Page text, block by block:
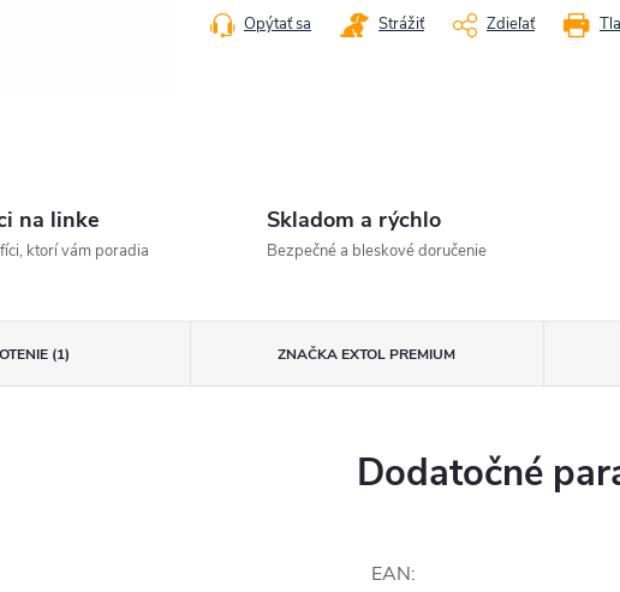
Opýtať sa Strážiť Zdieľať
na linke
ktorí vám poradia
Skladom a rýchlo
Bezpečné a bleskové doručenie
(1) ZNAČKA EXTOL PREMIUM
Dodatočné
EAN: